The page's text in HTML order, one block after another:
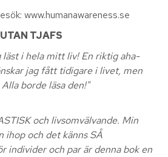
www.humanawareness.se
TJAFS
läst i hela mitt liv! En riktig aha-
jag fått tidigare i livet, men
borde läsa den!"
och livsomvälvande. Min
ihop och det känns SÅ
individer och par är denna bok en